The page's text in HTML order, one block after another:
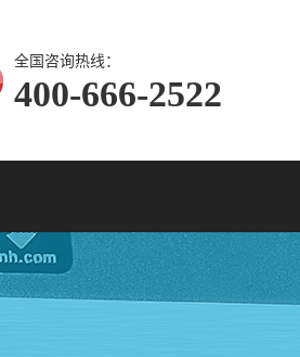
全国咨询热线：
400-666-2522